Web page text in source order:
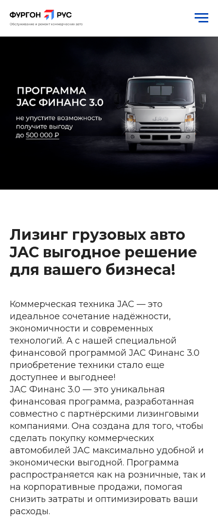
Лизинг грузовых авто
JAC выгодное решение
для вашего бизнеса!
Коммерческая техника JAC — это
идеальное сочетание надёжности,
экономичности и современных
технологий. А с нашей специальной
финансовой программой JAC Финанс 3.0
приобретение техники стало еще
доступнее и выгоднее!
JAC Финанс 3.0 — это уникальная
финансовая программа, разработанная
совместно с партнёрскими лизинговыми
компаниями. Она создана для того, чтобы
сделать покупку коммерческих
автомобилей JAC максимально удобной и
экономически выгодной. Программа
распространяется как на розничные, так и
на корпоративные продажи, помогая
снизить затраты и оптимизировать ваши
расходы.